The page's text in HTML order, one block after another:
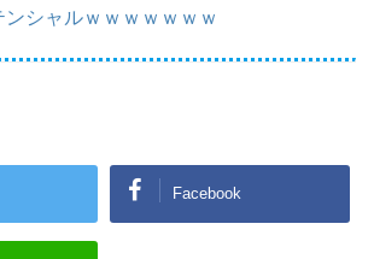
ンシャルｗｗｗｗｗｗｗ
Facebook